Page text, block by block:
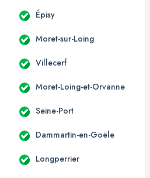
Épisy
Moret-sur-Loing
Villecerf
Moret-Loing-et-Orvanne
Seine-Port
Dammartin-en-Goële
Longperrier